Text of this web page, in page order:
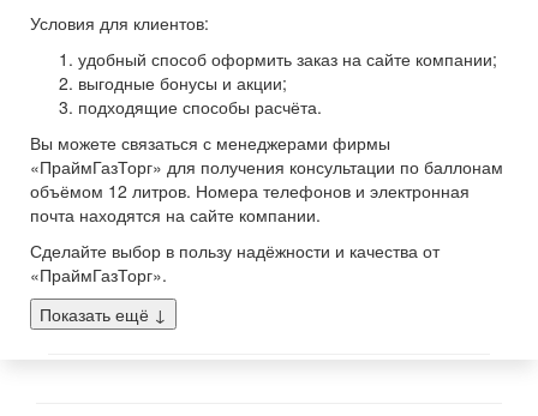
Условия для клиентов:
удобный способ оформить заказ на сайте компании;
выгодные бонусы и акции;
подходящие способы расчёта.
Вы можете связаться с менеджерами фирмы
«ПраймГазТорг» для получения консультации по баллонам
объёмом 12 литров. Номера телефонов и электронная
почта находятся на сайте компании.
Сделайте выбор в пользу надёжности и качества от
«ПраймГазТорг».
Показать ещё ↓